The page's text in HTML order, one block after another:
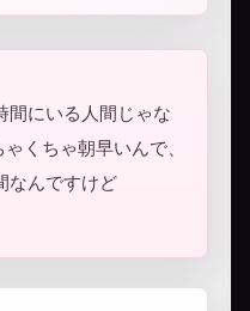
間にいる人間じゃな
くちゃ朝早いんで、
なんですけど